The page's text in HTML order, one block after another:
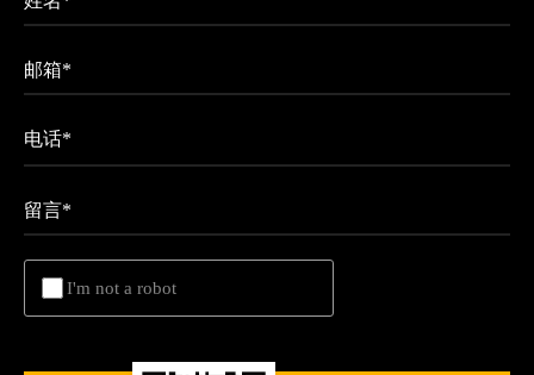
邮箱*
电话*
留言*
I'm not a robot